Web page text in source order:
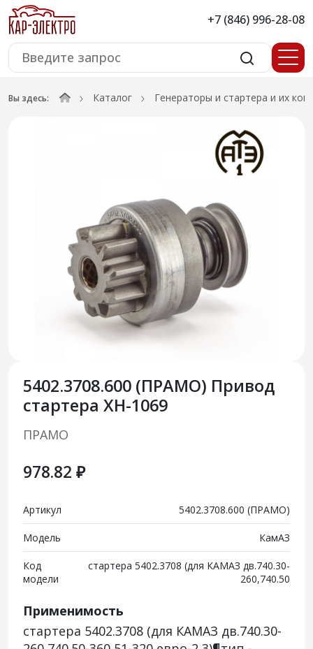
+7 (846) 996-28-08
Вы здесь: Каталог Генераторы и стартера и их
5402.3708.600 (ПРАМО) Привод
стартера XH-1069
ПРАМО
978.82 ₽
Артикул 5402.3708.600 (ПРАМО)
Модель КамАЗ
Код
модели
стартера 5402.3708 (для КАМАЗ дв.740.30-
260,740.50
Применимость
стартера 5402.3708 (для КАМАЗ дв.740.30-